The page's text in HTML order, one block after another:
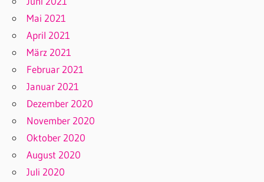
Mai 2021
April 2021
März 2021
Februar 2021
Januar 2021
Dezember 2020
November 2020
Oktober 2020
August 2020
Juli 2020